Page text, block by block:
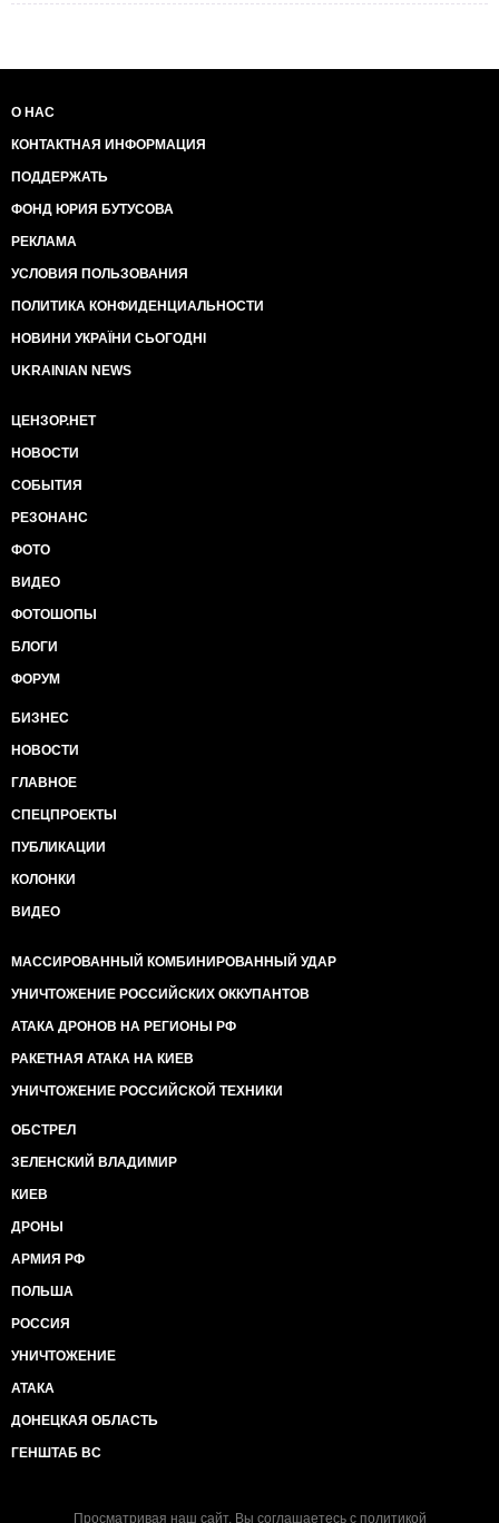
О НАС
КОНТАКТНАЯ ИНФОРМАЦИЯ
ПОДДЕРЖАТЬ
ФОНД ЮРИЯ БУТУСОВА
РЕКЛАМА
УСЛОВИЯ ПОЛЬЗОВАНИЯ
ПОЛИТИКА КОНФИДЕНЦИАЛЬНОСТИ
НОВИНИ УКРАЇНИ СЬОГОДНІ
UKRAINIAN NEWS
ЦЕНЗОР.НЕТ
НОВОСТИ
СОБЫТИЯ
РЕЗОНАНС
ФОТО
ВИДЕО
ФОТОШОПЫ
БЛОГИ
ФОРУМ
БИЗНЕС
НОВОСТИ
ГЛАВНОЕ
СПЕЦПРОЕКТЫ
ПУБЛИКАЦИИ
КОЛОНКИ
ВИДЕО
МАССИРОВАННЫЙ КОМБИНИРОВАННЫЙ УДАР
УНИЧТОЖЕНИЕ РОССИЙСКИХ ОККУПАНТОВ
АТАКА ДРОНОВ НА РЕГИОНЫ РФ
РАКЕТНАЯ АТАКА НА КИЕВ
УНИЧТОЖЕНИЕ РОССИЙСКОЙ ТЕХНИКИ
ОБСТРЕЛ
ЗЕЛЕНСКИЙ ВЛАДИМИР
КИЕВ
ДРОНЫ
АРМИЯ РФ
ПОЛЬША
РОССИЯ
УНИЧТОЖЕНИЕ
АТАКА
ДОНЕЦКАЯ ОБЛАСТЬ
ГЕНШТАБ ВС
Просматривая наш сайт, Вы соглашаетесь с политикой